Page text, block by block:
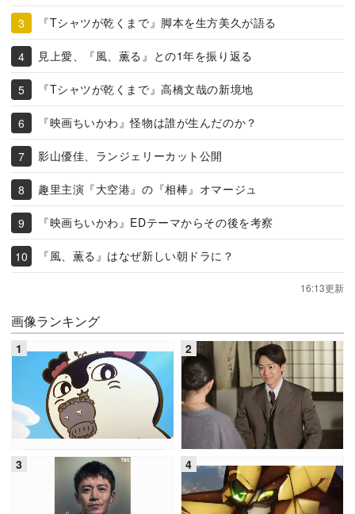
『Tシャツが乾くまで』脚本を生方美久が語る
見上愛、『風、薫る』との1年を振り返る
『Tシャツが乾くまで』高橋文哉の新境地
『映画ちいかわ』怪物は誰が生んだのか？
影山優佳、ランジェリーカット公開
趣里主演『大空港』の『相棒』オマージュ
『映画ちいかわ』EDテーマからその後を考察
『風、薫る』はなぜ新しい朝ドラに？
16:13更新
画像ランキング